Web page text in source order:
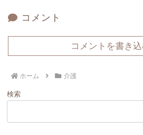
コメント
コメントを書き
ホーム 介護
検索